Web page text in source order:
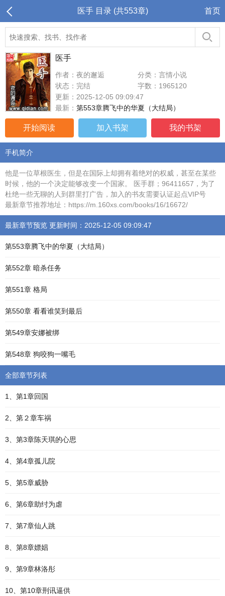
医手 目录 (共553章) 首页
医手
作者：夜的邂逅
分类：言情小说
状态：完结
字数：1965120
更新：2025-12-05 09:09:47
最新： 第553章腾飞中的华夏（大结局）
开始阅读 加入书架 我的书架
手机简介
他是一位草根医生，但是在国际上却拥有着绝对的权威，甚至在某些
时候，他的一个决定能够改变一个国家。 医手群；96411657，为了
杜绝一些无聊的人到群里打广告，加入的书友需要认证起点VIP号
最新章节推荐地址：https://m.160xs.com/books/16/16672/
最新章节预览 更新时间：2025-12-05 09:09:47
第553章腾飞中的华夏（大结局）
第552章 暗杀任务
第551章 格局
第550章 看看谁笑到最后
第549章安娜被绑
第548章 狗咬狗一嘴毛
全部章节列表
1、第1章回国
2、第２章车祸
3、第3章陈天琪的心思
4、第4章孤儿院
5、第5章威胁
6、第6章助纣为虐
7、第7章仙人跳
8、第8章嫖娼
9、第9章林洛彤
10、第10章刑讯逼供